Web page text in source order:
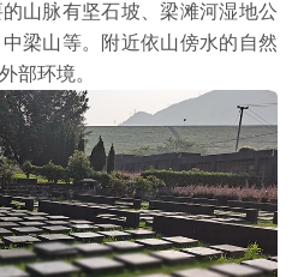
山脉有坚石坡、梁滩河湿地公
梁山等。附近依山傍水的自然
部环境。